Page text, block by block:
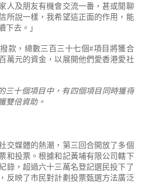
人及朋友有機會交流一番，甚或閒聊
所說一樣，我希望這正面的作用，能
下去。」
款，總數三百三十七個#項目將獲合
萬元的資金，以展開他們愛香港愛社
三十個項目中，有四個項目同時獲得
雙倍資助。
交媒體的熱潮，第三回合開放了多個
和投票。根據和記黃埔有限公司轄下
錄，超過六十三萬名登記選民投下了
反映了市民對計劃投票甄選方法廣泛